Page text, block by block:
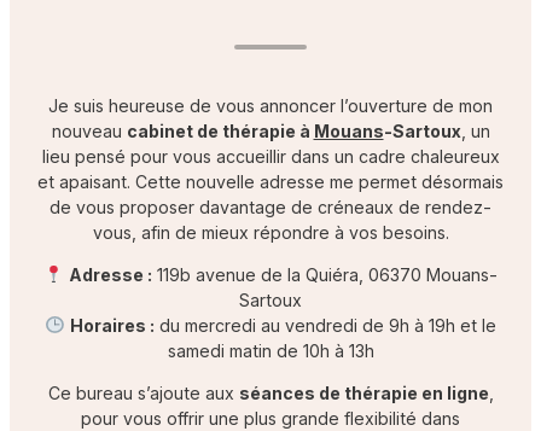
Je suis heureuse de vous annoncer l’ouverture de mon
nouveau cabinet de thérapie à Mouans-Sartoux , un
lieu pensé pour vous accueillir dans un cadre chaleureux
et apaisant. Cette nouvelle adresse me permet désormais
de vous proposer davantage de créneaux de rendez-
vous, afin de mieux répondre à vos besoins.
Adresse : 119b avenue de la Quiéra, 06370 Mouans-
Sartoux
Horaires : du mercredi au vendredi de 9h à 19h et le
samedi matin de 10h à 13h
Ce bureau s’ajoute aux séances de thérapie en ligne
pour vous offrir une plus grande flexibilité dans